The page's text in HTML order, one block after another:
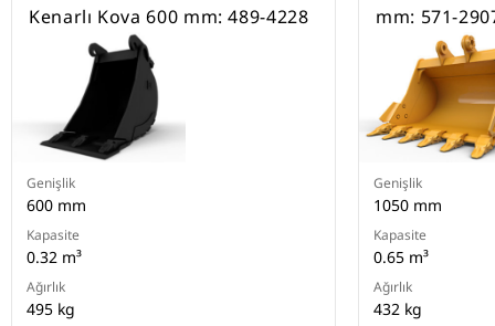
Kenarlı Kova 600 mm: 489-4228
Genişlik
600 mm
Kapasite
0.32 m³
Ağırlık
495 kg
mm: 571-
Genişlik
1050 mm
Kapasite
0.65 m³
Ağırlık
432 kg